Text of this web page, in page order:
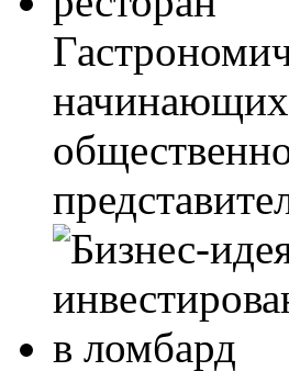
начинающих